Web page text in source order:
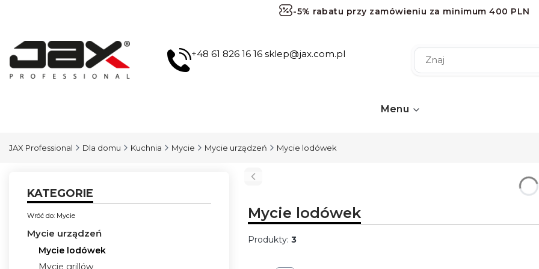
-5% rabatu przy zamówieniu za minimum 400 PLN
-15% rabatu przy zamówieniu za minimum 2000 PLN
Darmowa dostawa przy zamówieniu za minimum 120
+48 61 826 16 16 sklep@jax.com.pl
Menu
JAX Professional Dla domu Kuchnia Mycie Mycie urządzeń Mycie lodówek
KATEGORIE
Wróć do: Mycie
Mycie urządzeń
Mycie lodówek
Mycie grillów
Mycie lodówek
Produkty: 3